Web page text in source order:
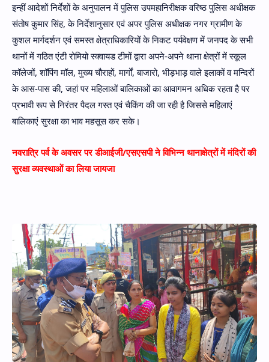
इन्हीं आदेशों निर्देशों के अनुपालन में पुलिस उपमहानिरीक्षक वरिष्ठ पुलिस अधीक्षक
संतोष कुमार सिंह, के निर्देशानुसार एवं अपर पुलिस अधीक्षक नगर ग्रामीण के
कुशल मार्गदर्शन एवं समस्त क्षेत्राधिकारियों के निकट पर्यवेक्षण में जनपद के सभी
थानों में गठित एंटी रोमियो स्क्वायड टीमों द्वारा अपने-अपने थाना क्षेत्रों में स्कूल
कॉलेजों, शॉपिंग मॉल, मुख्य चौराहों, मार्गों, बाजारो, भीड़भाड़ वाले इलाकों व मन्दिरों
के आस-पास की, जहां पर महिलाओं बालिकाओं का आवागमन अधिक रहता है पर
प्रभावी रूप से निरंतर पैदल गस्त एवं चैकिंग की जा रही है जिससे महिलाएं
बालिकाएं सुरक्षा का भाव महसूस कर सके।
नवरात्रि पर्व के अवसर पर डीआईजी/एसएसपी ने विभिन्न थानाक्षेत्रों में मंदिरों की
सुरक्षा व्यवस्थाओं का लिया जायजा